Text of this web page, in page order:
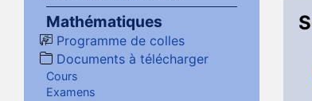
Mathématiques
Programme de colles
Documents à télécharger
Cours
Examens